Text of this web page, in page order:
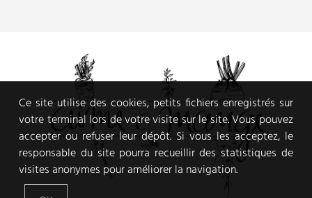
Ce site utilise des cookies, petits fichiers enregistrés sur
votre terminal lors de votre visite sur le site. Vous pouvez
accepter ou refuser leur dépôt. Si vous les acceptez, le
responsable du site pourra recueillir des statistiques de
visites anonymes pour améliorer la navigation.